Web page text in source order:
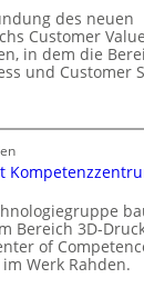
des neuen
Customer
in dem die
und Customer
Bereich 3D-
of
Werk Rahden.